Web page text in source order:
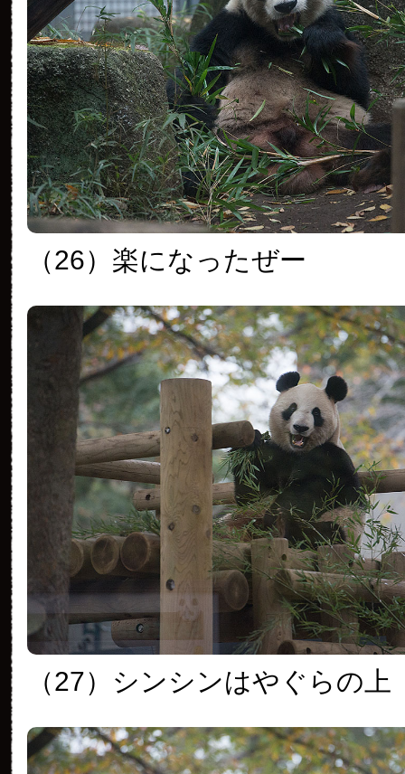
（26）楽になったぜー
（27）シンシンはやぐらの上